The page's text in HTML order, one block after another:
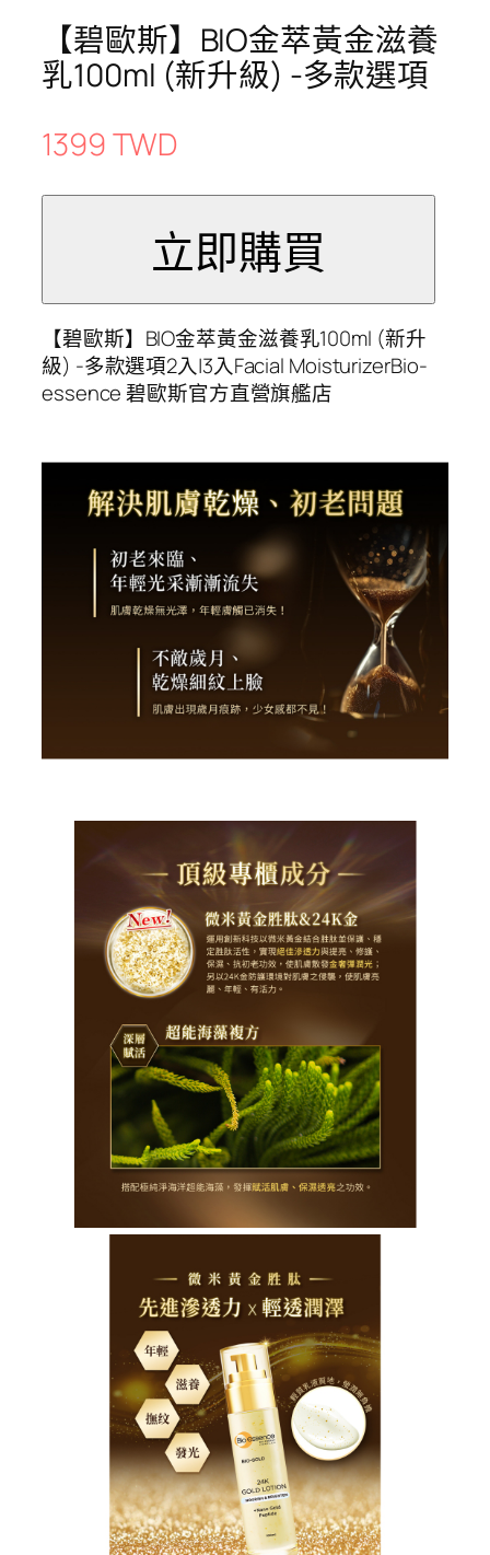
【碧歐斯】BIO金萃黃金滋養
乳100ml (新升級) -多款選項
1399 TWD
【碧歐斯】BIO金萃黃金滋養乳100ml (新升
級) -多款選項2入|3入Facial MoisturizerBio-
essence 碧歐斯官方直營旗艦店